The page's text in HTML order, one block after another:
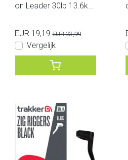
on Leader 30lb 13.6kg
green
EUR 19,19 EUR 23,99
Vergelijk